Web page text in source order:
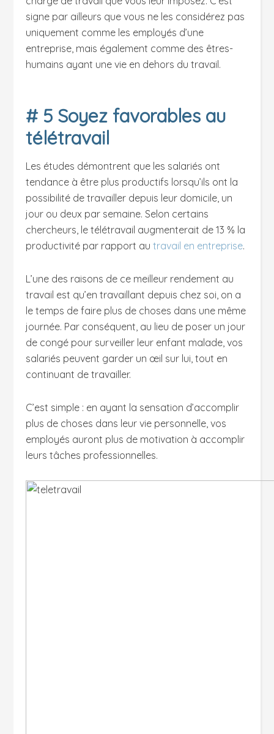
signe par ailleurs que vous ne les considérez pas
uniquement comme les employés d’une
entreprise, mais également comme des êtres-
humains ayant une vie en dehors du travail.
# 5 Soyez favorables au
télétravail
Les études démontrent que les salariés ont
tendance à être plus productifs lorsqu’ils ont la
possibilité de travailler depuis leur domicile, un
jour ou deux par semaine. Selon certains
chercheurs, le télétravail augmenterait de 13 % la
productivité par rapport autravail en entreprise.
L’une des raisons de ce meilleur rendement au
travail est qu’en travaillant depuis chez soi, on a
le temps de faire plus de choses dans une même
journée. Par conséquent, au lieu de poser un jour
de congé pour surveiller leur enfant malade, vos
salariés peuvent garder un œil sur lui, tout en
continuant de travailler.
C’est simple : en ayant la sensation d’accomplir
plus de choses dans leur vie personnelle, vos
employés auront plus de motivation à accomplir
leurs tâches professionnelles.